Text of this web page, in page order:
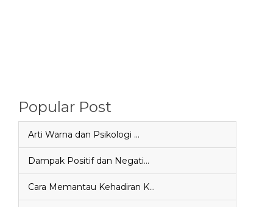
Popular Post
Arti Warna dan Psikologi …
Dampak Positif dan Negati…
Cara Memantau Kehadiran K…